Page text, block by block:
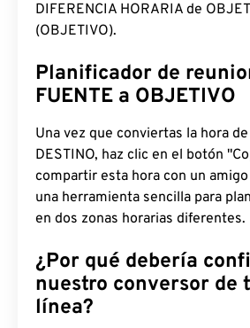
DIFERENCIA HORARIA de
(OBJETIVO).
Planificador de
FUENTE a OBJETIVO
Una vez que conviertas la hora de
DESTINO, haz clic en el botón
compartir esta hora con un
una herramienta sencilla para
en dos zonas horarias diferentes.
¿Por qué debería
nuestro conversor de
línea?